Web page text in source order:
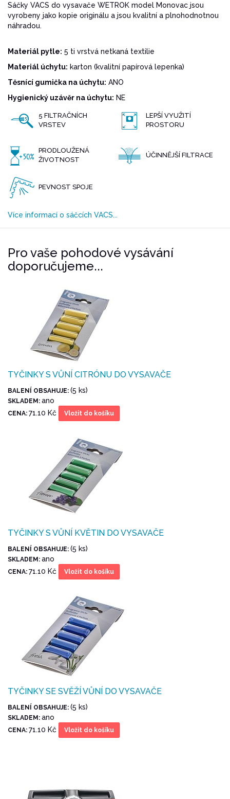
Sáčky VACS do vysavače WETROK model Monovac jsou
vyrobeny jako kopie originálu a jsou kvalitní a plnohodnotnou
náhradou.
Materiál pytle: 5 ti vrstvá netkaná textilie
Materiál úchytu: karton (kvalitní papírová lepenka)
Těsnící gumička na úchytu: ANO
Hygienický uzávěr na úchytu: NE
5 FILTRAČNÍCH
VRSTEV
LEPŠÍ VYUŽITÍ
PROSTORU
PRODLOUŽENÁ
ŽIVOTNOST
ÚČINNĚJŠÍ FILTRACE
PEVNOST SPOJE
Více informací o sáčcích VACS...
Pro vaše pohodové vysávání
doporučujeme...
TYČINKY S VŮNÍ CITRÓNU DO VYSAVAČE
BALENÍ OBSAHUJE: (5 ks)
SKLADEM: ano
CENA: 71.10 Kč Vložit do košíku
TYČINKY S VŮNÍ KVĚTIN DO VYSAVAČE
BALENÍ OBSAHUJE: (5 ks)
SKLADEM: ano
CENA: 71.10 Kč Vložit do košíku
TYČINKY SE SVĚŽÍ VŮNÍ DO VYSAVAČE
BALENÍ OBSAHUJE: (5 ks)
SKLADEM: ano
CENA: 71.10 Kč Vložit do košíku